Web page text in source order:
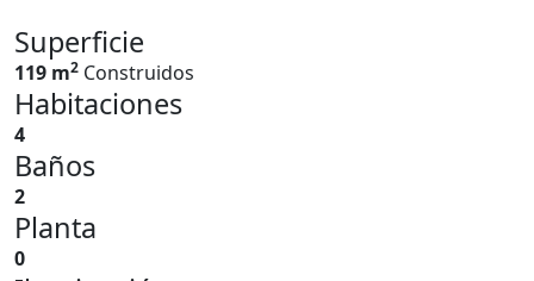
Superficie
119 m2 Construidos
Habitaciones
4
Baños
2
Planta
0